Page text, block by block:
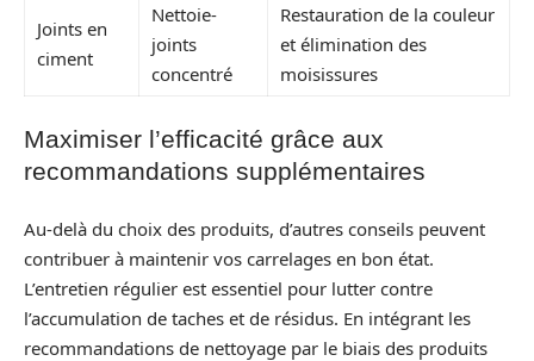
Joints en
ciment
Nettoie-
joints
concentré
Restauration de la couleur
et élimination des
moisissures
Maximiser l’efficacité grâce aux
recommandations supplémentaires
Au-delà du choix des produits, d’autres conseils peuvent
contribuer à maintenir vos carrelages en bon état.
L’entretien régulier est essentiel pour lutter contre
l’accumulation de taches et de résidus. En intégrant les
recommandations de nettoyage par le biais des produits